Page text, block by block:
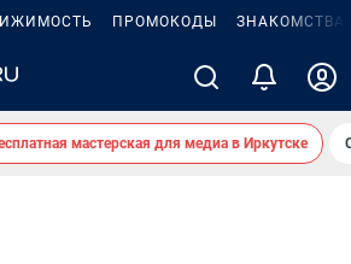
ПРОМОКОДЫ ЗНАКОМСТВА
мастерская для медиа в Иркутске